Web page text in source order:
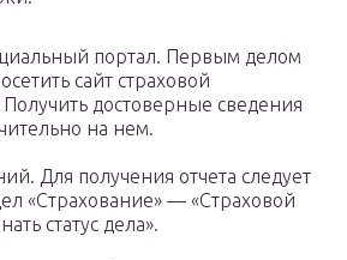
портал. Первым делом
сайт страховой
достоверные сведения
на нем.
Для получения отчета следует
«Страхование» — «Страховой
статус дела».